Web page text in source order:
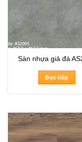
Sàn nhựa giả đá
Đọc tiếp